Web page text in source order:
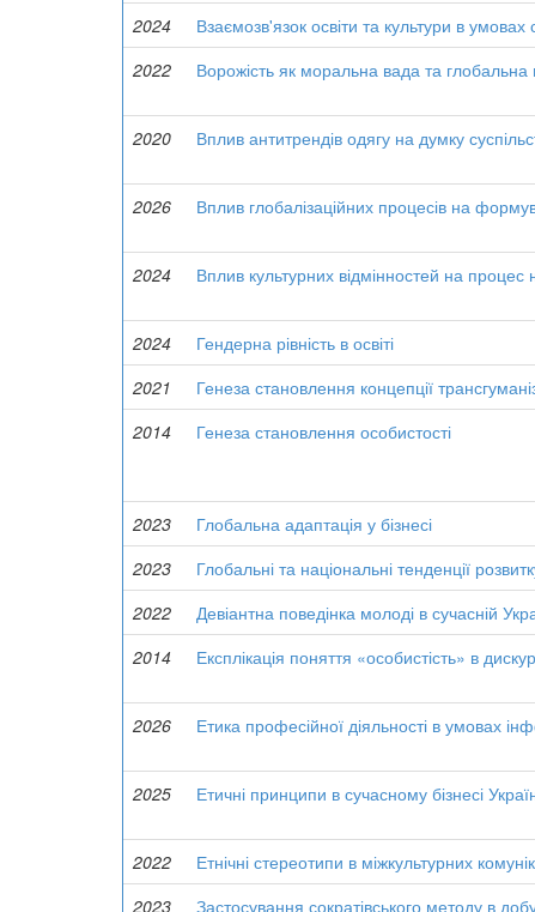
2024
Взаємозв'язок освіти та культури в умовах
2022
Ворожість як моральна вада та глобальна
2020
Вплив антитрендів одягу на думку
2026
Вплив глобалізаційних процесів на
2024
Вплив культурних відмінностей на процес
2024
Гендерна рівність в освіті
2021
Генеза становлення концепції
2014
Генеза становлення особистості
2023
Глобальна адаптація у бізнесі
2023
Глобальні та національні тенденції
2022
Девіантна поведінка молоді в сучасній
2014
Експлікація поняття «особистість» в
2026
Етика професійної діяльності в умовах
2025
Етичні принципи в сучасному бізнесі
2022
Етнічні стереотипи в міжкультурних
2023
Застосування сократівського методу в добу